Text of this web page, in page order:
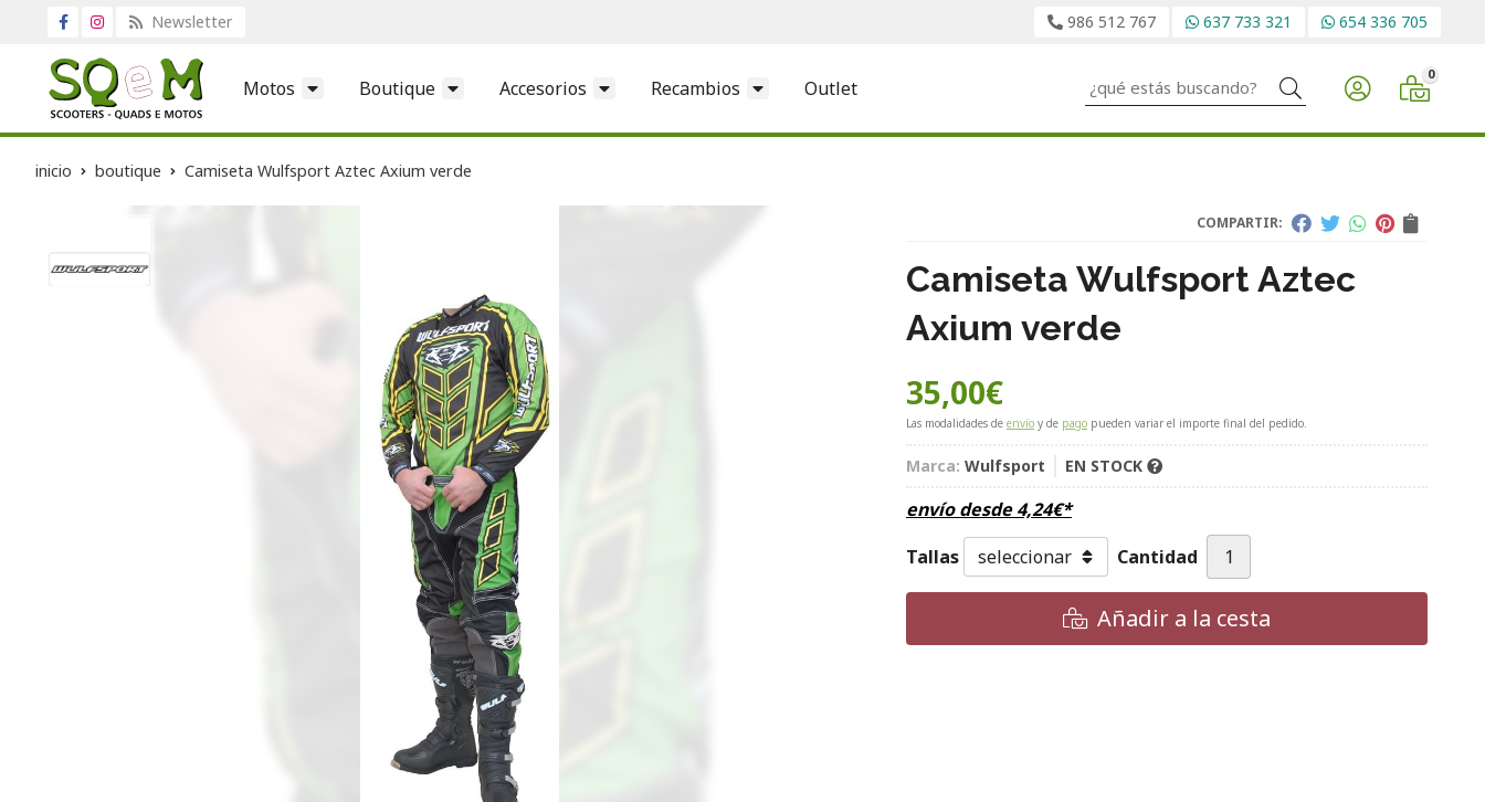
Newsletter 986 512 767 637 733 321 654 336 705
Motos Boutique Accesorios Recambios Outlet Buscar 0
inicio boutique Camiseta Wulfsport Aztec Axium verde
COMPARTIR:
Camiseta Wulfsport Aztec
Axium verde
35,00€
Las modalidades de envío y de pago pueden variar el importe final del pedido.
Marca: Wulfsport EN STOCK
envío desde4,24€*
Tallas
Cantidad
Añadir a la cesta